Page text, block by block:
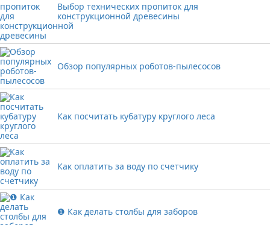
Выбор технических пропиток для
конструкционной древесины
Обзор популярных роботов-пылесосов
Как посчитать кубатуру круглого леса
Как оплатить за воду по счетчику
❶ Как делать столбы для заборов